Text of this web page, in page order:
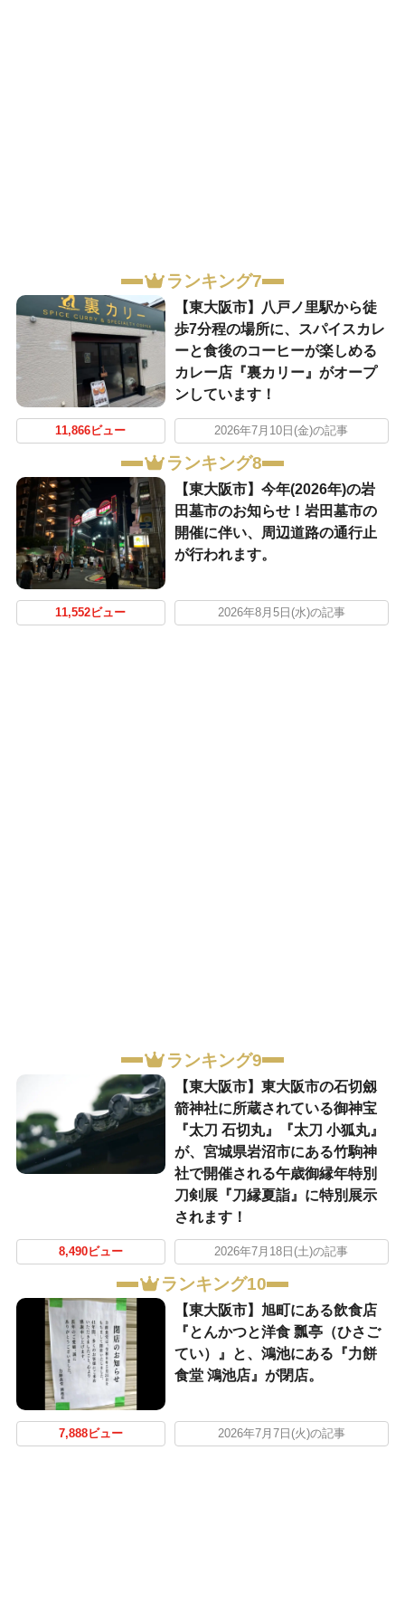
ランキング7
【東大阪市】八戸ノ里駅から徒
歩7分程の場所に、スパイスカレ
ーと食後のコーヒーが楽しめる
カレー店『裏カリー』がオープ
ンしています！
11,866ビュー 2026年7月10日(金)の記事
ランキング8
【東大阪市】今年(2026年)の岩
田墓市のお知らせ！岩田墓市の
開催に伴い、周辺道路の通行止
が行われます。
11,552ビュー 2026年8月5日(水)の記事
ランキング9
【東大阪市】東大阪市の石切劔
箭神社に所蔵されている御神宝
『太刀 石切丸』『太刀 小狐丸』
が、宮城県岩沼市にある竹駒神
社で開催される午歳御縁年特別
刀剣展『刀縁夏詣』に特別展示
されます！
8,490ビュー 2026年7月18日(土)の記事
ランキング10
【東大阪市】旭町にある飲食店
『とんかつと洋食 瓢亭（ひさご
てい）』と、鴻池にある『力餅
食堂 鴻池店』が閉店。
7,888ビュー 2026年7月7日(火)の記事